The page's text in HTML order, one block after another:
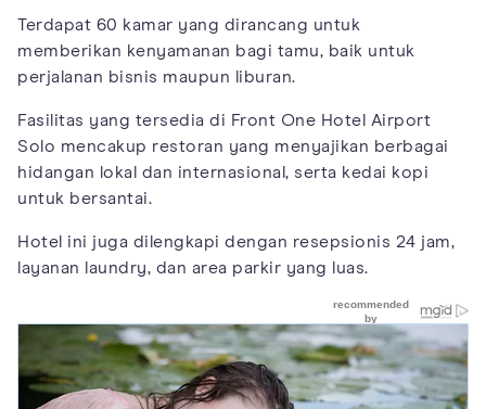
Terdapat 60 kamar yang dirancang untuk
memberikan kenyamanan bagi tamu, baik untuk
perjalanan bisnis maupun liburan.
Fasilitas yang tersedia di Front One Hotel Airport
Solo mencakup restoran yang menyajikan berbagai
hidangan lokal dan internasional, serta kedai kopi
untuk bersantai.
Hotel ini juga dilengkapi dengan resepsionis 24 jam,
layanan laundry, dan area parkir yang luas.